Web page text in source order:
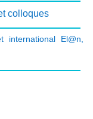
colloques
international El@n